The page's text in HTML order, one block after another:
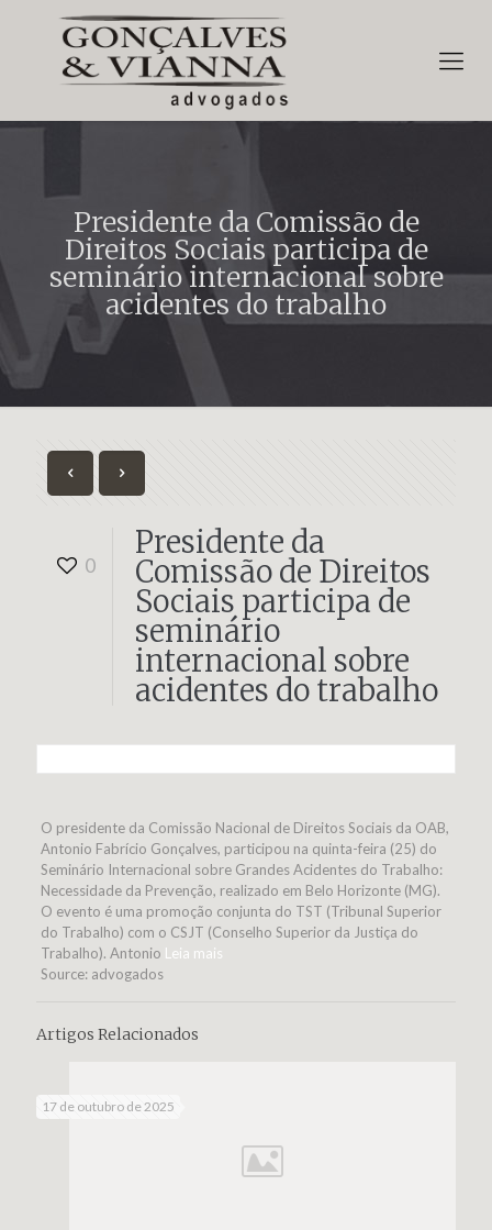
Presidente da Comissão de
Direitos Sociais participa de
seminário internacional sobre
acidentes do trabalho
0
Presidente da
Comissão de Direitos
Sociais participa de
seminário
internacional sobre
acidentes do trabalho
O presidente da Comissão Nacional de Direitos Sociais da OAB,
Antonio Fabrício Gonçalves, participou na quinta-feira (25) do
Seminário Internacional sobre Grandes Acidentes do Trabalho:
Necessidade da Prevenção, realizado em Belo Horizonte (MG).
O evento é uma promoção conjunta do TST (Tribunal Superior
do Trabalho) com o CSJT (Conselho Superior da Justiça do
Trabalho). Antonio Leia mais
Source: advogados
Artigos Relacionados
17 de outubro de 2025